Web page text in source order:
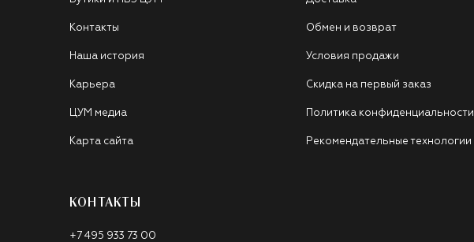
Контакты
Наша история
Карьера
ЦУМ медиа
Карта сайта
Обмен и возврат
Условия продажи
Скидка на первый заказ
Политика конфиденциальности
Рекомендательные технологии
КОНТАКТЫ
+7 495 933 73 00